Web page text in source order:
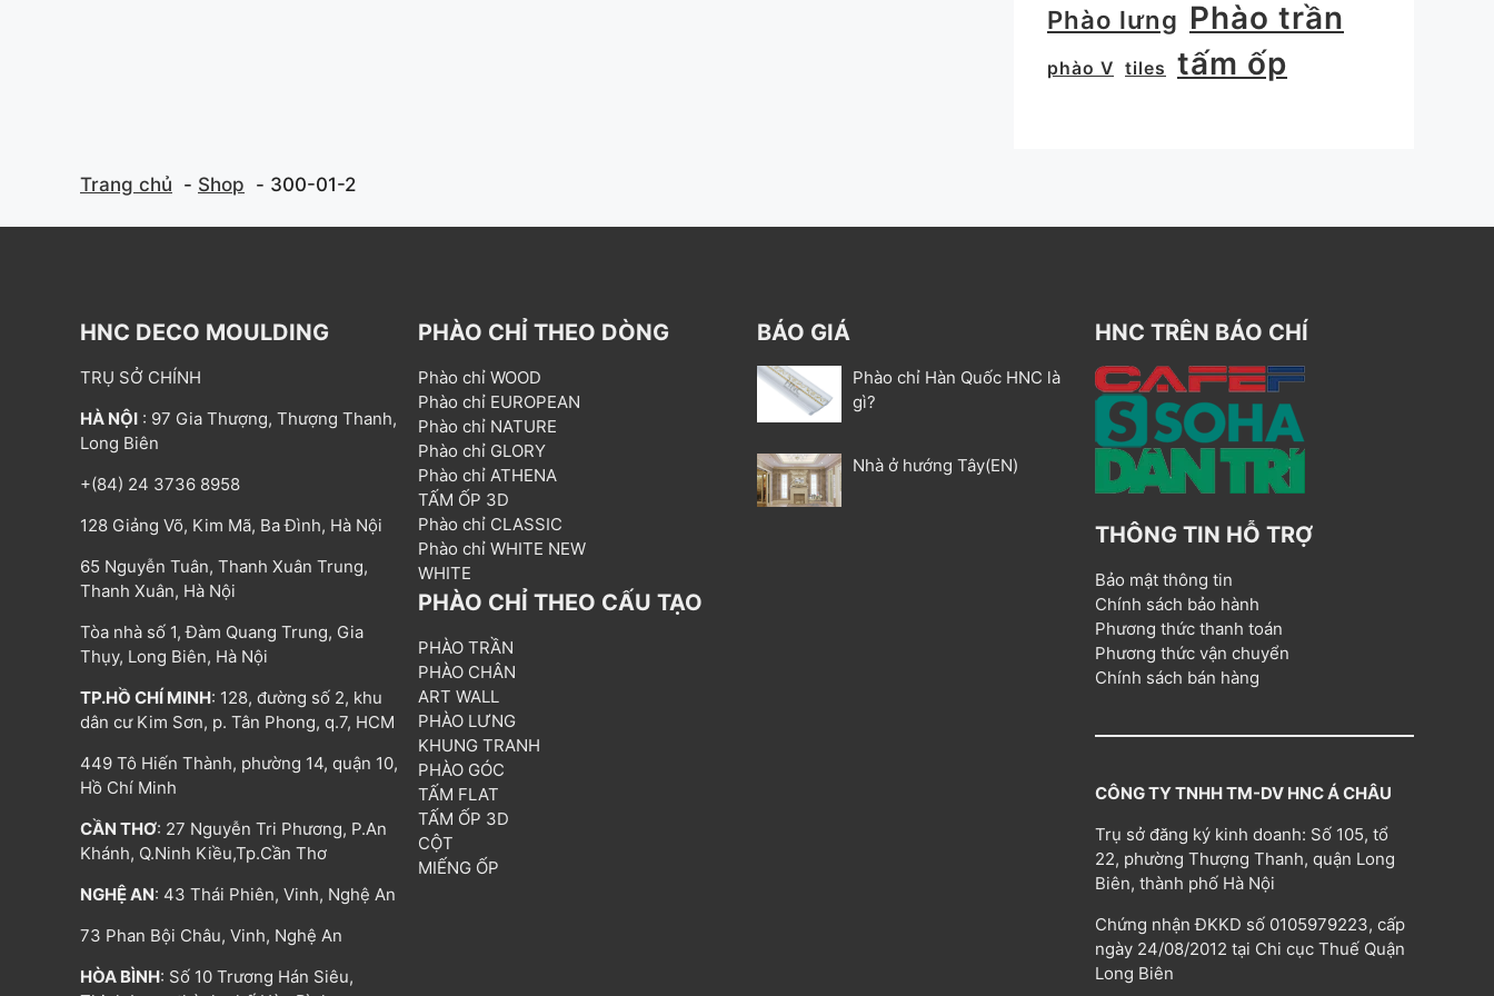
Phào lưng Phào trần
phào V tiles tấm ốp
Trang chủ Shop 300-01-2
HNC DECO MOULDING
TRỤ SỞ CHÍNH
HÀ NỘI : 97 Gia Thượng, Thượng Thanh,
Long Biên
+(84) 24 3736 8958
128 Giảng Võ, Kim Mã, Ba Đình, Hà Nội
65 Nguyễn Tuân, Thanh Xuân Trung,
Thanh Xuân, Hà Nội
Tòa nhà số 1, Đàm Quang Trung, Gia
Thụy, Long Biên, Hà Nội
TP.HỒ CHÍ MINH: 128, đường số 2, khu
dân cư Kim Sơn, p. Tân Phong, q.7, HCM
449 Tô Hiến Thành, phường 14, quận 10,
Hồ Chí Minh
CẦN THƠ: 27 Nguyễn Tri Phương, P.An
Khánh, Q.Ninh Kiều,Tp.Cần Thơ
NGHỆ AN: 43 Thái Phiên, Vinh, Nghệ An
73 Phan Bội Châu, Vinh, Nghệ An
HÒA BÌNH: Số 10 Trương Hán Siêu,
PHÀO CHỈ THEO DÒNG
Phào chỉ WOOD
Phào chỉ EUROPEAN
Phào chỉ NATURE
Phào chỉ GLORY
Phào chỉ ATHENA
TẤM ỐP 3D
Phào chỉ CLASSIC
Phào chỉ WHITE NEW
WHITE
PHÀO CHỈ THEO CẤU TẠO
PHÀO TRẦN
PHÀO CHÂN
ART WALL
PHÀO LƯNG
KHUNG TRANH
PHÀO GÓC
TẤM FLAT
TẤM ỐP 3D
CỘT
MIẾNG ỐP
BÁO GIÁ
Phào chỉ Hàn Quốc HNC là
gì?
Nhà ở hướng Tây(EN)
HNC TRÊN BÁO CHÍ
THÔNG TIN HỖ TRỢ
Bảo mật thông tin
Chính sách bảo hành
Phương thức thanh toán
Phương thức vận chuyển
Chính sách bán hàng
CÔNG TY TNHH TM-DV HNC Á CHÂU
Trụ sở đăng ký kinh doanh: Số 105, tổ
22, phường Thượng Thanh, quận Long
Biên, thành phố Hà Nội
Chứng nhận ĐKKD số 0105979223, cấp
ngày 24/08/2012 tại Chi cục Thuế Quận
Long Biên